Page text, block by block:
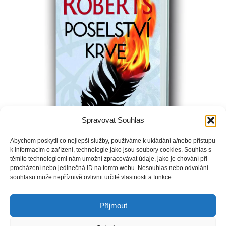
Spravovat Souhlas
Abychom poskytli co nejlepší služby, používáme k ukládání a/nebo přístupu
k informacím o zařízení, technologie jako jsou soubory cookies. Souhlas s
těmito technologiemi nám umožní zpracovávat údaje, jako je chování při
procházení nebo jedinečná ID na tomto webu. Nesouhlas nebo odvolání
souhlasu může nepříznivě ovlivnit určité vlastnosti a funkce.
Příjmout
Lidé jsou hluboce zasaženi plíživou temnotou a spouští, kterou
způsobil neznámý virus. Fallon vyrůstá ukrytá na farmě a
fanatických skupin.